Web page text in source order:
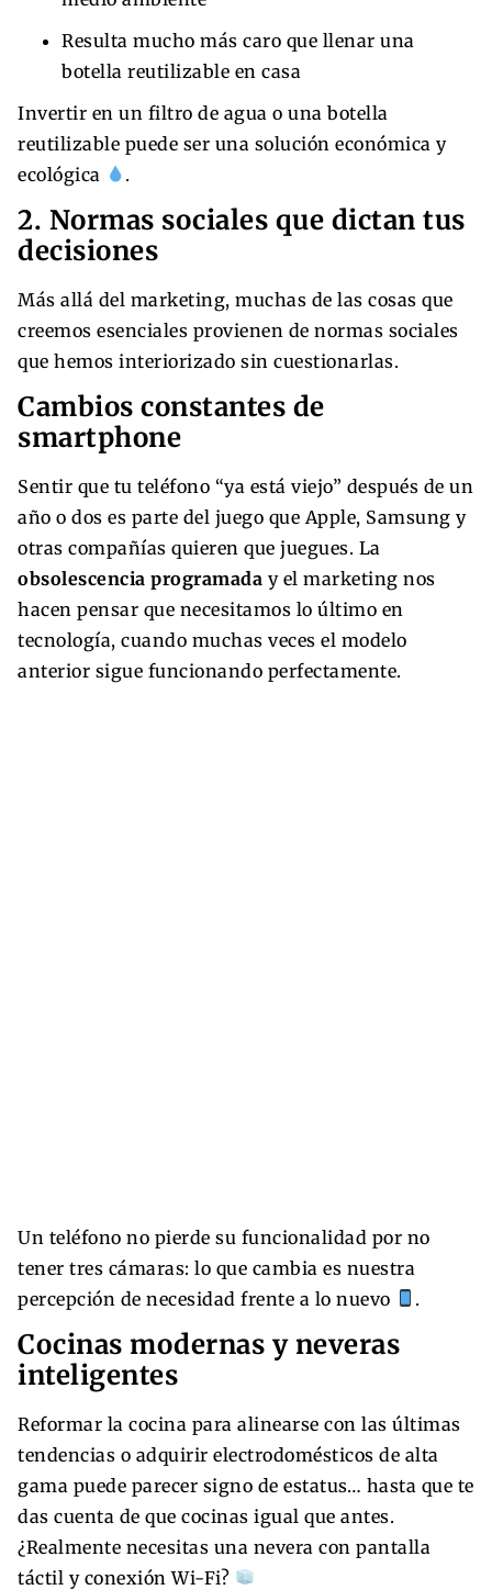
Resulta mucho más caro que llenar una
botella reutilizable en casa
Invertir en un filtro de agua o una botella
reutilizable puede ser una solución económica y
ecológica
.
2. Normas sociales que dictan tus
decisiones
Más allá del marketing, muchas de las cosas que
creemos esenciales provienen de normas sociales
que hemos interiorizado sin cuestionarlas.
Cambios constantes de
smartphone
Sentir que tu teléfono “ya está viejo” después de un
año o dos es parte del juego que Apple, Samsung y
otras compañías quieren que juegues. La
obsolescencia programada y el marketing nos
hacen pensar que necesitamos lo último en
tecnología, cuando muchas veces el modelo
anterior sigue funcionando perfectamente.
Un teléfono no pierde su funcionalidad por no
tener tres cámaras: lo que cambia es nuestra
percepción de necesidad frente a lo nuevo
.
Cocinas modernas y neveras
inteligentes
Reformar la cocina para alinearse con las últimas
tendencias o adquirir electrodomésticos de alta
gama puede parecer signo de estatus… hasta que te
das cuenta de que cocinas igual que antes.
¿Realmente necesitas una nevera con pantalla
táctil y conexión Wi-Fi?